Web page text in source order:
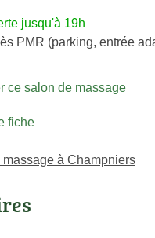
jusqu'à 19h
PMR (parking, entrée
ce salon de massage
fiche
à Champniers